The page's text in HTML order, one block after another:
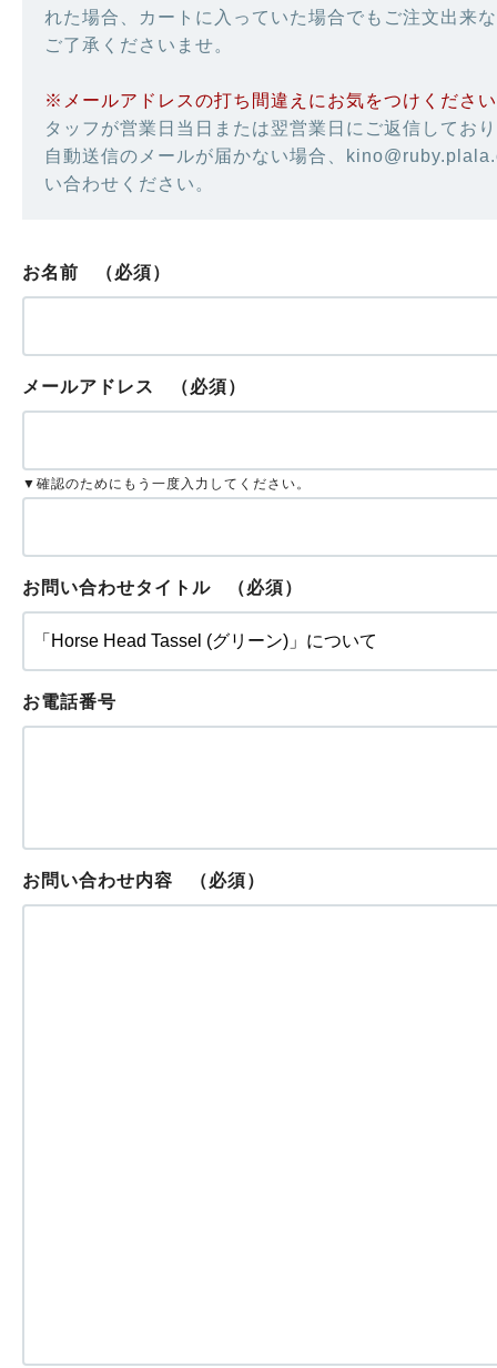
れた場合、カートに入っていた場合でもご注文出来
ご了承くださいませ。
※メールアドレスの打ち間違えにお気をつけくださ
タッフが営業日当日または翌営業日にご返信してお
自動送信のメールが届かない場合、
い合わせください。
お名前 （必須）
メールアドレス （必須）
▼確認のためにもう一度入力してください。
お問い合わせタイトル （必須）
お電話番号
お問い合わせ内容 （必須）